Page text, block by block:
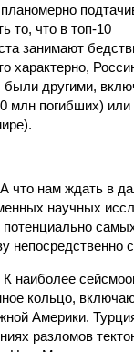
то, что в топ-10
занимают
характерно,
были другими,
млн погибших) или
что нам ждать в
научных
непосредственно
наиболее
кольцо,
Америки.
разломов